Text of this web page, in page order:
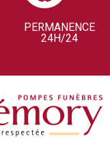
PERMANENCE
24H/24